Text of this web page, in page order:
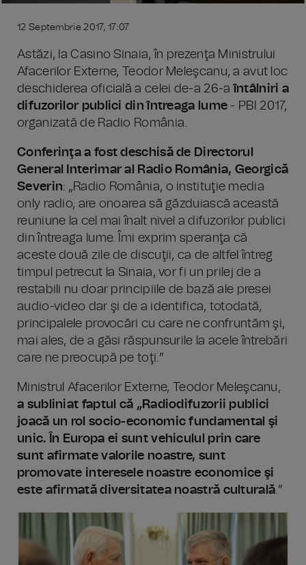
12 Septembrie 2017, 17:07
Astăzi, la Casino Sinaia, în prezenţa Ministrului
Afacerilor Externe, Teodor Meleşcanu, a avut loc
deschiderea oficială a celei de-a 26-aîntâlniri a
difuzorilor publici din întreaga lume - PBI 2017,
organizată de Radio România.
Conferinţa a fost deschisă de Directorul
General Interimar al Radio România, Georgică
Severin: „Radio România, o instituţie media
only radio, are onoarea să găzduiască această
reuniune la cel mai înalt nivel a difuzorilor publici
din întreaga lume. Îmi exprim speranţa că
aceste două zile de discuţii, ca de altfel întreg
timpul petrecut la Sinaia, vor fi un prilej de a
restabili nu doar principiile de bază ale presei
audio-video dar şi de a identifica, totodată,
principalele provocări cu care ne confruntăm şi,
mai ales, de a găsi răspunsurile la acele întrebări
care ne preocupă pe toţi.”
Ministrul Afacerilor Externe, Teodor Meleşcanu,
a subliniat faptul că „Radiodifuzorii publici
joacă un rol socio-economic fundamental şi
unic. În Europa ei sunt vehiculul prin care
sunt afirmate valorile noastre, sunt
promovate interesele noastre economice şi
este afirmată diversitatea noastră culturală.”